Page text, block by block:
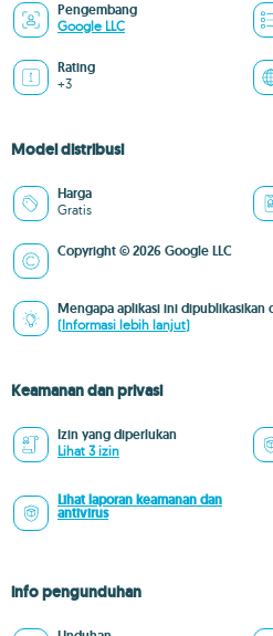
Pengembang
Google LLC
Rating
+3
Model distribusi
Harga
Gratis
Copyright © 2026 Google LLC
Mengapa aplikasi ini dipublikasikan
(Informasi lebih lanjut)
Keamanan dan privasi
Izin yang diperlukan
Lihat 3 izin
Lihat laporan keamanan dan
antivirus
info pengunduhan